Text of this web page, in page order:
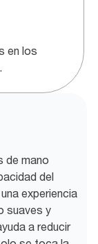
en los
de mano
del
experiencia
suaves y
a reducir